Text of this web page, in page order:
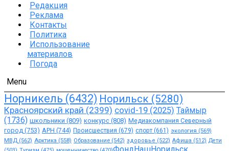
Редакция
Реклама
Контакты
Политика
Использование
материалов
Погода
Menu
Норникель (6432) Норильск (5280)
Красноярский край (2399) covid-19 (2025) Таймыр
(1736) школьники (809) конкурс (808) Медиакомпания Северный
город (753) АРН (744) Происшествия (679) спорт (661) экология (569)
МВД (562) Арктика (558) Образование (542) здоровье (522) Афиша (512) Дети